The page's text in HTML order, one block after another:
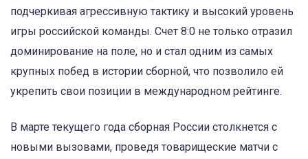
подчеркивая агрессивную тактику и высокий уровень
игры российской команды. Счет 8:0 не только отразил
доминирование на поле, но и стал одним из самых
крупных побед в истории сборной, что позволило ей
укрепить свои позиции в международном рейтинге.
В марте текущего года сборная России столкнется с
новыми вызовами, проведя товарищеские матчи с